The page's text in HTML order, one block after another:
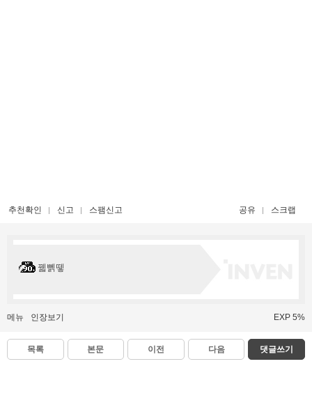
추천확인 신고 스팸신고 공유 스크랩
꿻뻵뗗
메뉴 인장보기 EXP 5%
목록 본문 이전 다음 댓글쓰기